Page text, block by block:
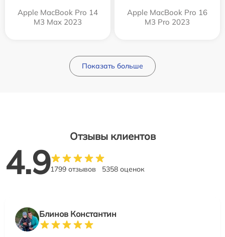
Apple MacBook Pro 14
M3 Max 2023
Apple MacBook Pro 16
M3 Pro 2023
Показать больше
Отзывы клиентов
4.91799 отзывов 5358 оценок
Блинов Константин